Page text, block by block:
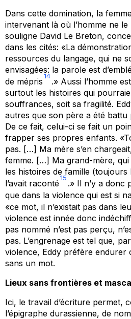
Dans cette domination, la
intervenant là où l’homme ne
souligne David Le Breton,
dans les cités: «La
ressources du langage, qui ne
envisagées: la parole est
de mépris
14
.» Aussi l’homme
surtout les histoires qui
souffrances, soit sa fragilité.
autres que son père a été
De ce fait, celui-ci se fait un
frapper ses propres enfants.
pas. […] Ma mère s’en
femme. […] Ma grand-mère, qui
les histoires de famille
l’avait raconté
15
.» Il n’y a donc
que dans la violence qui est si
«ce mot, il n’existait pas dans
violence est innée donc
pas nommé n’est pas perçu,
pas. L’engrenage est tel que,
violence, Eddy préfère endurer
sans un mot.
Lieux sans frontières et
Ici, le travail d’écriture permet,
l’épigraphe durassienne, de